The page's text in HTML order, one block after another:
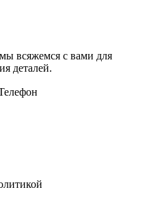
всяжемся с вами для
деталей.